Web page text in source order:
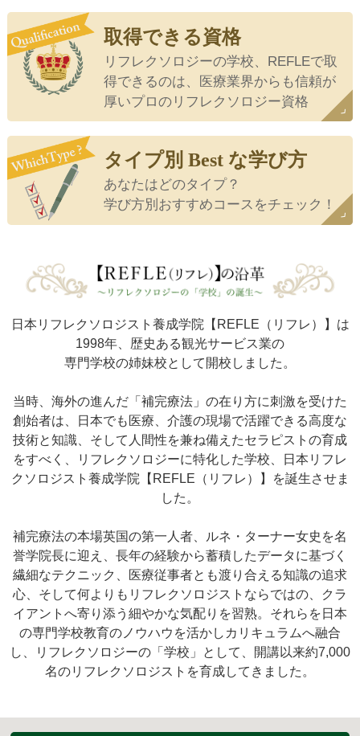
取得できる資格
リフレクソロジーの学校、REFLEで取
得できるのは、医療業界からも信頼が
厚いプロのリフレクソロジー資格
タイプ別 Best な学び方
あなたはどのタイプ？
学び方別おすすめコースをチェック！
日本リフレクソロジスト養成学院【REFLE（リフレ）】は
1998年、歴史ある観光サービス業の
専門学校の姉妹校として開校しました。
当時、海外の進んだ「補完療法」の在り方に刺激を受けた
創始者は、日本でも医療、介護の現場で活躍できる高度な
技術と知識、そして人間性を兼ね備えたセラピストの育成
をすべく、リフレクソロジーに特化した学校、日本リフレ
クソロジスト養成学院【REFLE（リフレ）】を誕生させま
した。
補完療法の本場英国の第一人者、ルネ・ターナー女史を名
誉学院長に迎え、長年の経験から蓄積したデータに基づく
繊細なテクニック、医療従事者とも渡り合える知識の追求
心、そして何よりもリフレクソロジストならではの、クラ
イアントへ寄り添う細やかな気配りを習熟。それらを日本
の専門学校教育のノウハウを活かしカリキュラムへ融合
し、リフレクソロジーの「学校」として、開講以来約7,000
名のリフレクソロジストを育成してきました。